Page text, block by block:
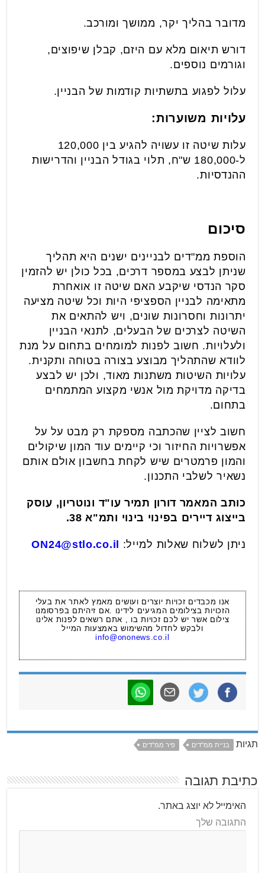
מדובר בהליך יקר, ממושך ומורכב.
דורש תיאום מלא עם היזם, קבלן שיפוצים,
וגורמים נוספים.
עלול לפגוע בתשתיות קודמות של הבניין.
עלויות משוערות:
עלות שיטה זו עשויה להגיע בין 120,000
ל-180,000 ש"ח, תלוי בגודל הבניין והדרישות
ההנדסיות.
סיכום
הוספת ממ"דים לבניינים ישנים היא תהליך
שניתן לבצע במספר דרכים, בכל כולן יש להזמין
סקר הנדסי שיקבע האם שיטה זו אואחרת
מתאימה לבניין הספציפי היות וכל שיטה מציעה
יתרונות וחסרונות שונים, ויש להתאים את
השיטה לצרכים של הבעלים, לתנאי הבניין
ולעלויות. חשוב לפנות למומחים בתחום על מנת
לוודא שהתהליך מבוצע בצורה בטוחה ותקנית.
עלויות השיטות משתנות מאוד, ולכן יש לבצע
בדיקה מדויקת מול אנשי מקצוע המתמחים
בתחום.
חשוב לציין שהכתבה מספקת רק מבט על על
אפשרויות החיזור וכי קיימים עוד המון שיקולים
והמון פרמטרים שיש לקחת בחשבון אולם אותם
נשאיר לשלבי התכנון.
כותב המאמר דורון תמיר עו"ד ונוטריון, עוסק
בייצוג דיירים בפינוי בינוי ותמ"א 38.
ניתן לשלוח שאלות למייל: ON24@stlo.co.il
אנו מכבדים זכויות יוצרים ועושים מאמץ לאתר את בעלי
הזכויות בצילומים המגיעים לידינו .אם זיהיתם בפרסומנו
צילום אשר יש לכם זכויות בו , אתם רשאים לפנות אלינו
ולבקש לחדול מהשימוש באמצעות המייל
info@ononews.co.il
תגיות בניית ממ"דים פיר ממ"דים
כתיבת תגובה
האימייל לא יוצג באתר.
התגובה שלך